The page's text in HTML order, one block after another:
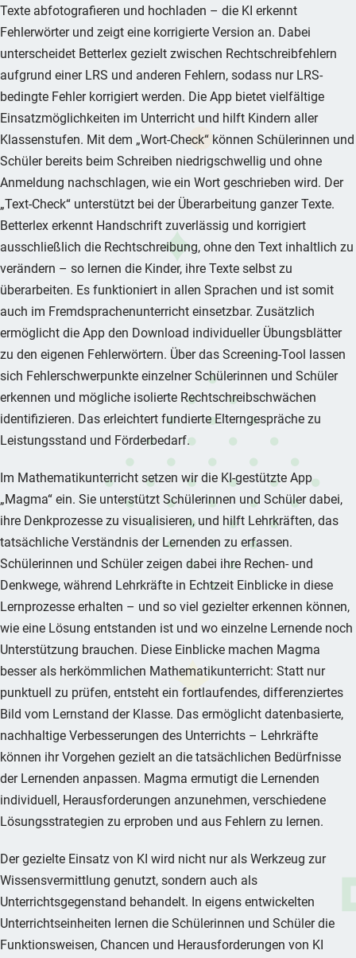
Texte abfotografieren und hochladen – die KI erkennt
Fehlerwörter und zeigt eine korrigierte Version an. Dabei
unterscheidet Betterlex gezielt zwischen Rechtschreibfehlern
aufgrund einer LRS und anderen Fehlern, sodass nur LRS-
bedingte Fehler korrigiert werden. Die App bietet vielfältige
Einsatzmöglichkeiten im Unterricht und hilft Kindern aller
Klassenstufen. Mit dem „Wort-Check“ können Schülerinnen und
Schüler bereits beim Schreiben niedrigschwellig und ohne
Anmeldung nachschlagen, wie ein Wort geschrieben wird. Der
„Text-Check“ unterstützt bei der Überarbeitung ganzer Texte.
Betterlex erkennt Handschrift zuverlässig und korrigiert
ausschließlich die Rechtschreibung, ohne den Text inhaltlich zu
verändern – so lernen die Kinder, ihre Texte selbst zu
überarbeiten. Es funktioniert in allen Sprachen und ist somit
auch im Fremdsprachenunterricht einsetzbar. Zusätzlich
ermöglicht die App den Download individueller Übungsblätter
zu den eigenen Fehlerwörtern. Über das Screening-Tool lassen
sich Fehlerschwerpunkte einzelner Schülerinnen und Schüler
erkennen und mögliche isolierte Rechtschreibschwächen
identifizieren. Das erleichtert fundierte Elterngespräche zu
Leistungsstand und Förderbedarf.
Im Mathematikunterricht setzen wir die KI-gestützte App
„Magma“ ein. Sie unterstützt Schülerinnen und Schüler dabei,
ihre Denkprozesse zu visualisieren, und hilft Lehrkräften, das
tatsächliche Verständnis der Lernenden zu erfassen.
Schülerinnen und Schüler zeigen dabei ihre Rechen- und
Denkwege, während Lehrkräfte in Echtzeit Einblicke in diese
Lernprozesse erhalten – und so viel gezielter erkennen können,
wie eine Lösung entstanden ist und wo einzelne Lernende noch
Unterstützung brauchen. Diese Einblicke machen Magma
besser als herkömmlichen Mathematikunterricht: Statt nur
punktuell zu prüfen, entsteht ein fortlaufendes, differenziertes
Bild vom Lernstand der Klasse. Das ermöglicht datenbasierte,
nachhaltige Verbesserungen des Unterrichts – Lehrkräfte
können ihr Vorgehen gezielt an die tatsächlichen Bedürfnisse
der Lernenden anpassen. Magma ermutigt die Lernenden
individuell, Herausforderungen anzunehmen, verschiedene
Lösungsstrategien zu erproben und aus Fehlern zu lernen.
Der gezielte Einsatz von KI wird nicht nur als Werkzeug zur
Wissensvermittlung genutzt, sondern auch als
Unterrichtsgegenstand behandelt. In eigens entwickelten
Unterrichtseinheiten lernen die Schülerinnen und Schüler die
Funktionsweisen, Chancen und Herausforderungen von KI